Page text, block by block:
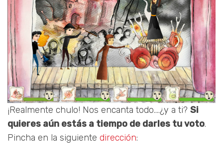
¡Realmente chulo! Nos encanta todo….¿y a ti? Si
quieres aún estás a tiempo de darles tu voto.
Pincha en la siguiente dirección: